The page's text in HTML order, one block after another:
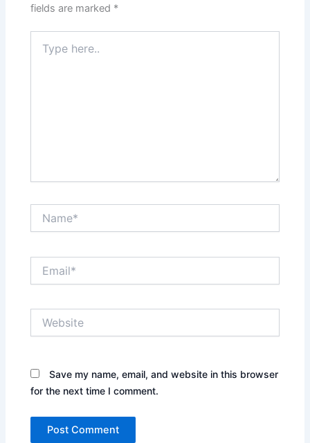
fields are marked *
here..
Save my name, email, and website in this browser
for the next time I comment.